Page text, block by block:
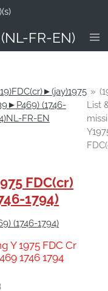
FR-EN)
(1746-
FR-EN
»
List
FDC(cr)
1794)
(1746-1794)
Y 1975 FDC Cr
1746 1794